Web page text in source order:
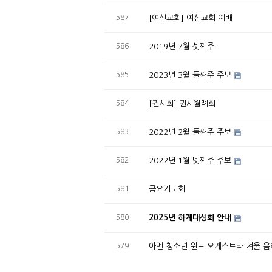
587 [여선교회] 여선교회 예배
586 2019년 7월 셋째주
585 2023년 3월 둘째주 주보
584 [권사회] 권사월례회
583 2022년 2월 둘째주 주보
582 2022년 1월 넷째주 주보
581 금요기도회
580 2025년 하계대성회 안내
579 아멘 청소년 윈드 오케스트라 겨울 음